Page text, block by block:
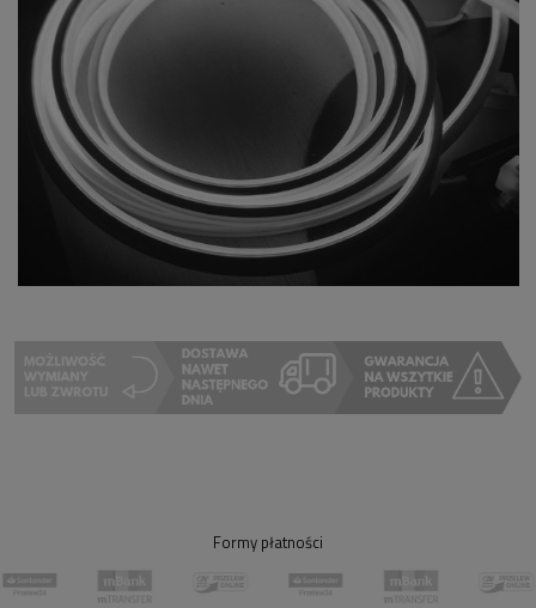
Formy płatności